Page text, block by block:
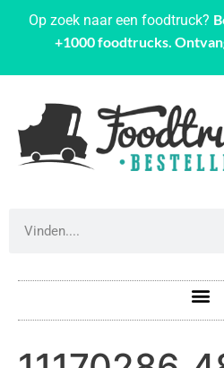
Op zoek naar een foodtruck?
+1000 foodtrucks.